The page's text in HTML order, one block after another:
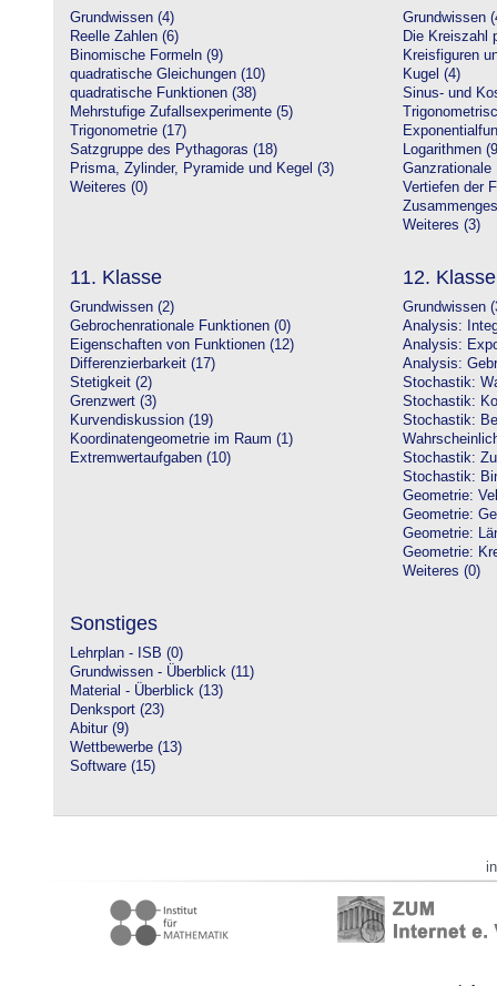
Grundwissen (4)
Reelle Zahlen (6)
Binomische Formeln (9)
quadratische Gleichungen (10)
quadratische Funktionen (38)
Mehrstufige Zufallsexperimente (5)
Trigonometrie (17)
Satzgruppe des Pythagoras (18)
Prisma, Zylinder, Pyramide und Kegel (3)
Weiteres (0)
Grundwissen
Die Kreiszahl
Kreisfiguren
Kugel (4)
Sinus- und
Logarithmen
Ganzrationale
Vertiefen der
Weiteres (3)
11. Klasse
Grundwissen (2)
Gebrochenrationale Funktionen (0)
Eigenschaften von Funktionen (12)
Differenzierbarkeit (17)
Stetigkeit (2)
Grenzwert (3)
Kurvendiskussion (19)
Koordinatengeometrie im Raum (1)
Extremwertaufgaben (10)
12. Klasse
Grundwissen
Analysis:
Analysis:
Analysis:
Stochastik:
Stochastik:
Stochastik:
Stochastik:
Stochastik:
Geometrie:
Geometrie:
Geometrie:
Geometrie:
Weiteres (0)
Sonstiges
Lehrplan - ISB (0)
Grundwissen - Überblick (11)
Material - Überblick (13)
Denksport (23)
Abitur (9)
Wettbewerbe (13)
Software (15)